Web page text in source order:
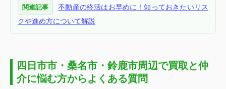
関連記事
不動産の終活はお早めに！知っておきたいリス
クや進め方について解説
四日市市・桑名市・鈴鹿市周辺で買取と仲
介に悩む方からよくある質問